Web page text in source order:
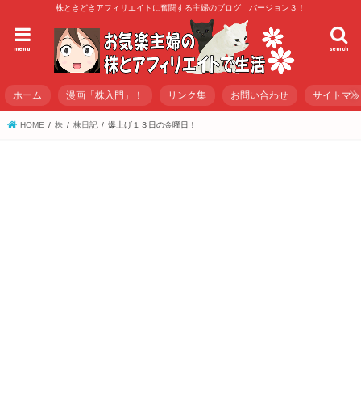
株ときどきアフィリエイトに奮闘する主婦のブログ バージョン３！
search
menu
ホーム 漫画「株入門」！ リンク集 お問い合わせ サイトマ
HOME 株 株日記 爆上げ１３日の金曜日！